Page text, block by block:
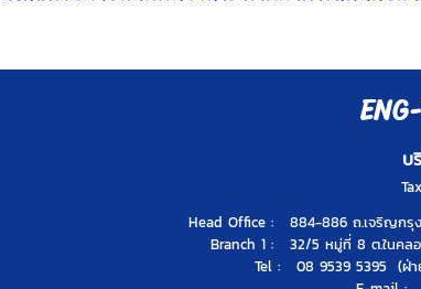
บ
Head Office : 884-886 ถ.เจริญกรุง
Branch 1 : 32/5 หมู่ที่ 8 ต.ในคลอ
Tel : 08 9539 5395 (ฝ่า